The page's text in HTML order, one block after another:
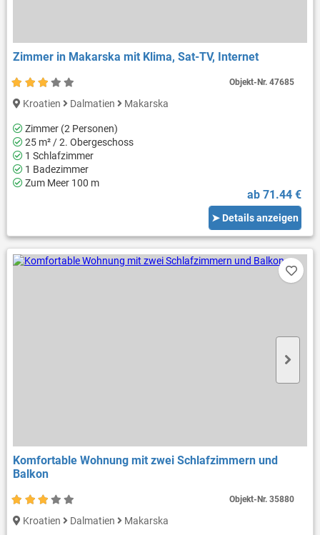
Zimmer in Makarska mit Klima, Sat-TV, Internet
Kroatien Dalmatien Makarska
Zimmer (2 Personen)
25 m² / 2. Obergeschoss
1 Schlafzimmer
1 Badezimmer
Zum Meer 100 m
ab 71.44 €
➤ Details anzeigen
Objekt-Nr.47685
Komfortable Wohnung mit zwei Schlafzimmern und
Balkon
Kroatien Dalmatien Makarska
Objekt-Nr.35880